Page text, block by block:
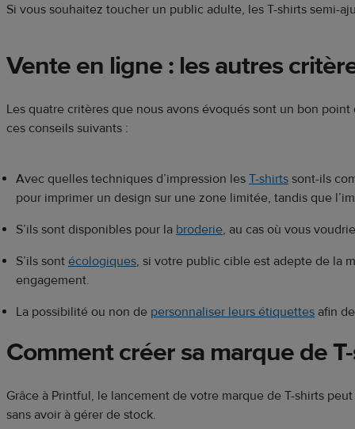
Si vous souhaitez toucher un public adulte, les T-shirts semi-
Vente en ligne : les autres
Les quatre critères que nous avons évoqués sont un bon
ces conseils suivants :
Avec quelles techniques d’impression les T-shirts sont-ils
pour imprimer un design sur une zone limitée, tandis que
S’ils sont disponibles pour la broderie, au cas où vous
S’ils sont écologiques, si votre public cible est adepte de la
engagement.
La possibilité ou non de personnaliser leurs étiquettes afin
Comment créer sa marque de
Grâce à Printful, le lancement de votre marque de T-shirts
sans avoir à gérer de stock.